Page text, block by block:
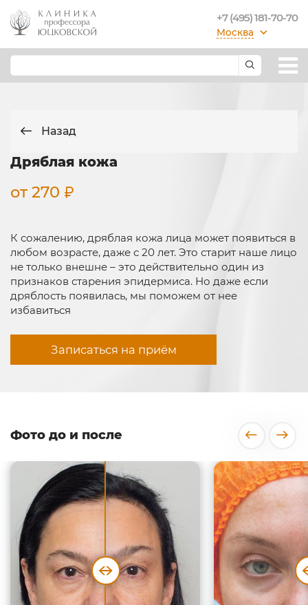
+7 (495) 181-70-70
Москва
Назад
Дряблая кожа
от 270
К сожалению, дряблая кожа лица может появиться в
любом возрасте, даже с 20 лет. Это старит наше лицо
не только внешне – это действительно один из
признаков старения эпидермиса. Но даже если
дряблость появилась, мы поможем от нее
избавиться
Записаться на приём
Фото до и после